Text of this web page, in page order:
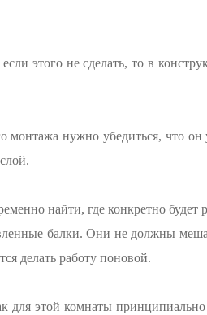
этого не сделать, то в
монтажа нужно убедиться, что он
найти, где конкретно будет
балки. Они не должны
делать работу поновой.
этой комнаты принципиально